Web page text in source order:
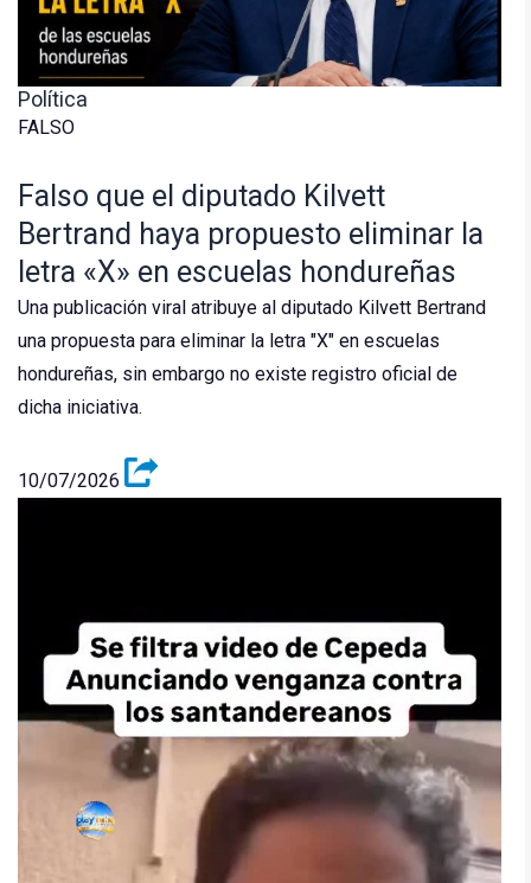
Política
FALSO
Falso que el diputado Kilvett
Bertrand haya propuesto eliminar la
letra «X» en escuelas hondureñas
Una publicación viral atribuye al diputado Kilvett Bertrand
una propuesta para eliminar la letra "X" en escuelas
hondureñas, sin embargo no existe registro oficial de
dicha iniciativa.
10/07/2026